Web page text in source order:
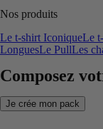
Nos produits
Le t-shirt IconiqueLe
LonguesLe PullLes
Composez
Je crée mon pack